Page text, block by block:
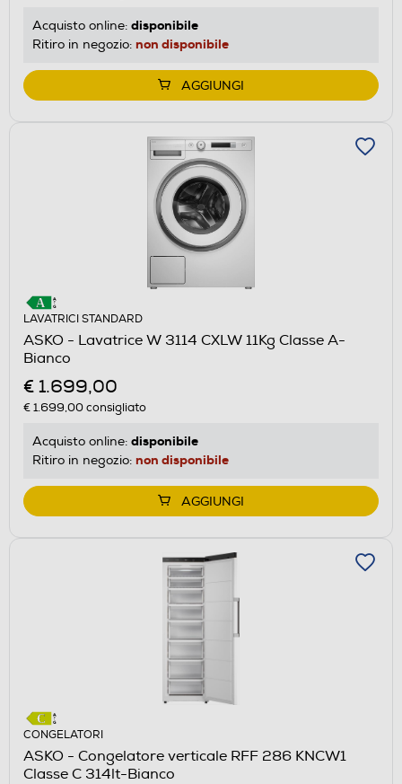
Acquisto online: disponibile
Ritiro in negozio: non disponibile
AGGIUNGI
LAVATRICI STANDARD
ASKO - Lavatrice W 3114 CXLW 11Kg Classe A-
Bianco
€ 1.699,00
€ 1.699,00consigliato
Acquisto online: disponibile
Ritiro in negozio: non disponibile
AGGIUNGI
CONGELATORI
ASKO - Congelatore verticale RFF 286 KNCW1
Classe C 314lt-Bianco